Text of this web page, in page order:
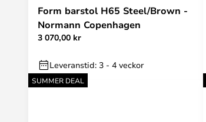
Form barstol H65 Steel/Brown -
Normann Copenhagen
3 070,00 kr
Leveranstid: 3 - 4 veckor
SUMMER DEAL